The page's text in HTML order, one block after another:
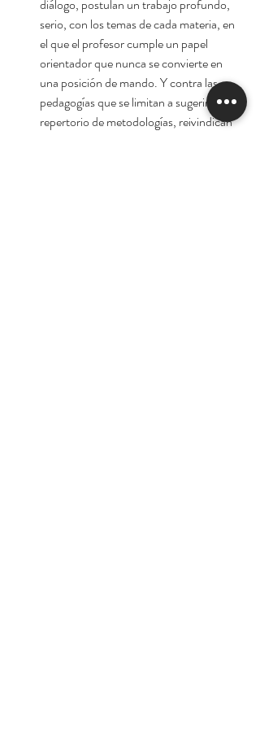
diálogo, postulan un trabajo profundo,
serio, con los temas de cada materia, en
el que el profesor cumple un papel
orientador que nunca se convierte en
una posición de mando. Y contra las
pedagogías que se limitan a sugerir un
repertorio de metodologías, reivindican